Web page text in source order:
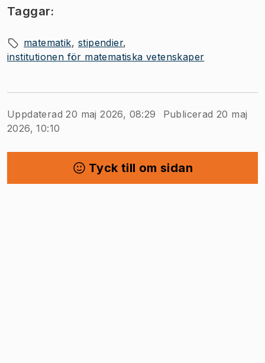
Taggar:
matematik
stipendier
institutionen för matematiska vetenskaper
Uppdaterad 20 maj 2026, 08:29
Publicerad 20 maj
2026, 10:10
Tyck till om sidan